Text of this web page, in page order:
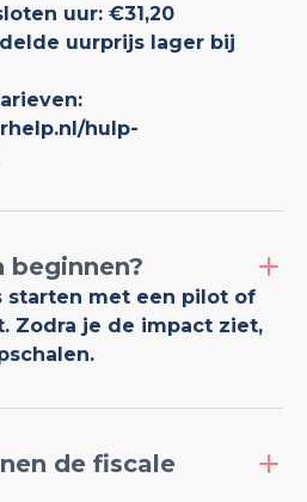
uur: €31,20
uurprijs lager bij
hulp-
beginnen?
starten met een pilot of
Zodra je de impact ziet,
de fiscale